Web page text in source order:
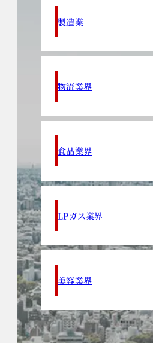
製造業
物流業界
食品業界
LPガス業界
美容業界